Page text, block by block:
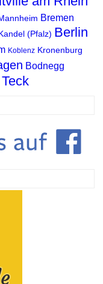
Bremen
(Pfalz) Berlin
Koblenz Kronenburg
Bodnegg